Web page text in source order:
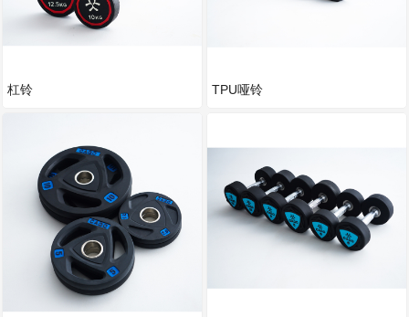
杠铃 TPU哑铃